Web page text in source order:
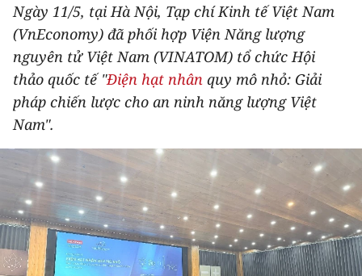
PHÁP LUẬT
DU LỊCH
THẾ GIỚI
THỂ THAO
GIÁO DỤC
Y TẾ
KHOA HỌC - CÔNG NGHỆ
Ngày 11/5, tại Hà Nội, Tạp chí Kinh tế Việt Nam
(VnEconomy) đã phối hợp Viện Năng lượng
nguyên tử Việt Nam (VINATOM) tổ chức Hội
thảo quốc tế "Điện hạt nhân quy mô nhỏ: Giải
pháp chiến lược cho an ninh năng lượng Việt
Nam".